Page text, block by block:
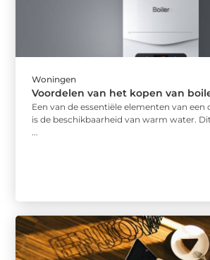
Woningen
Voordelen van het kopen van
Een van de essentiële elementen van
is de beschikbaarheid van warm water.
...